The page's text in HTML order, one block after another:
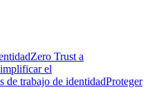
Zero Trust a
el
de trabajo de identidadProteger